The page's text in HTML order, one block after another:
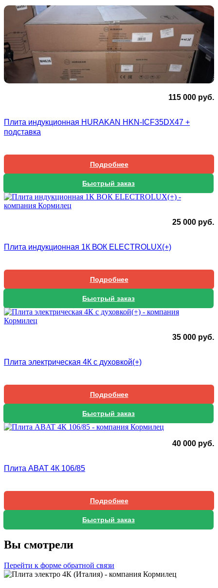
115 000 руб.
Плита индукционная HURAKAN HKN-ICF35DX47 +
подставка
Подробнее
Быстрый заказ
25 000 руб.
Плита индукционная 1К ВОК ELECTROLUX(+)
Подробнее
Быстрый заказ
35 000 руб.
Плита электрическая 4К с духовкой(+)
Подробнее
Быстрый заказ
40 000 руб.
Плита ABAT 4К 106/85
Подробнее
Быстрый заказ
Вы смотрели
Перейти к форме обратной связи